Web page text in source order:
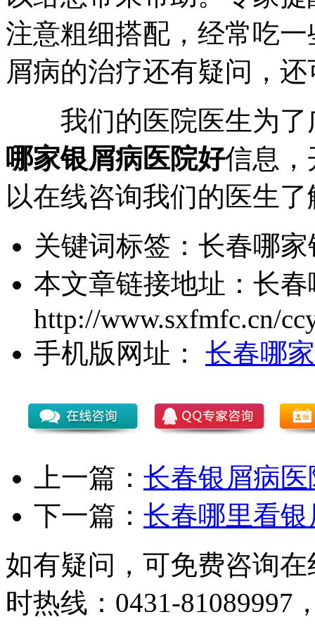
注意粗细搭配，经常吃
屑病的治疗还有疑问，
我们的医院医生为了
哪家银屑病医院好信息，
以在线咨询我们的医生
关键词标签： 长春哪
本文章链接地址： 长春
http://www.sxfmfc.cn/
手机版网址：
长春哪
上一篇： 长春银屑病医
下一篇： 长春哪里看
如有疑问，可免费咨询
时热线：0431-81089997